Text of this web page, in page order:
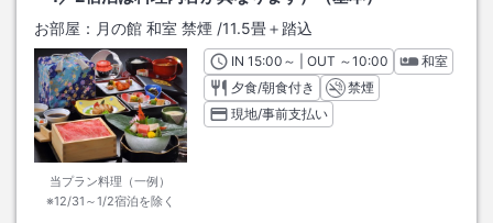
お部屋： 月の館 和室 禁煙 /11.5畳＋踏込
当プラン料理（一例）
※12/31～1/2宿泊を除く
INチェックイン
15:00 ～ | OUT チェックアウト
～10:00
和室
夕食/朝食付き
禁煙
現地/事前支払い